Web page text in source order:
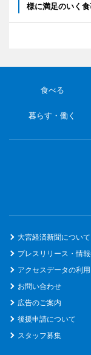
様に満足のいく食
食べる
暮らす・働く
大宮経済新聞について
プレスリリース・情
アクセスデータの利
お問い合わせ
広告のご案内
後援申請について
スタッフ募集